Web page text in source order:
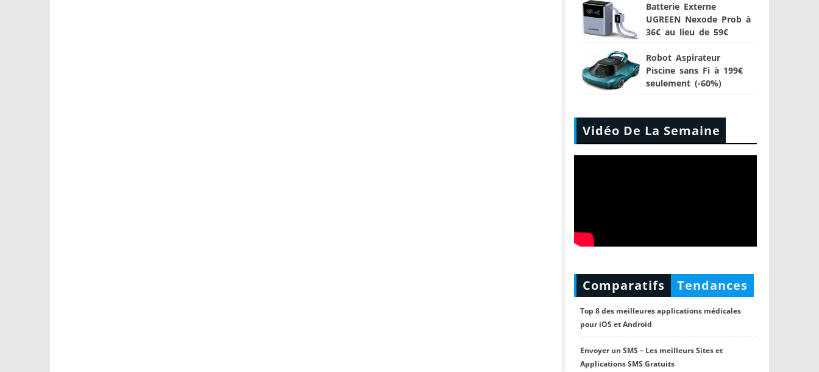
Batterie Externe
UGREEN Nexode Prob à
36€ au lieu de 59€
Robot Aspirateur
Piscine sans Fi à 199€
seulement (-60%)
Vidéo De La Semaine
Comparatifs Tendances
Top 8 des meilleures applications médicales
pour iOS et Android
Envoyer un SMS – Les meilleurs Sites et
Applications SMS Gratuits